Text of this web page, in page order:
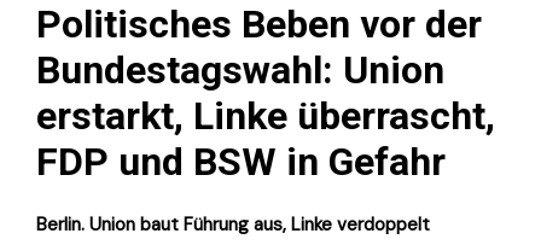
Politisches Beben vor der
Bundestagswahl: Union
erstarkt, Linke überrascht,
FDP und BSW in Gefahr
Berlin. Union baut Führung aus, Linke verdoppelt